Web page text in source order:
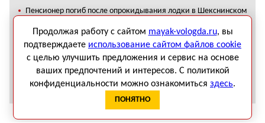
Пенсионер погиб после опрокидывания лодки в Шекснинском
Администрация Вологды решила продать оставшийся пакет
акций в аптечной сети «Вологдафарм»
Ценный исторический снимок нашли в усадьбе Спасское-
Куркино
Продолжая работу с сайтом mayak-vologda.ru, вы
подтверждаете использование сайтом файлов cookie
с целью улучшить предложения и сервис на основе
ваших предпочтений и интересов. С политикой
конфиденциальности можно ознакомиться здесь.
ПОНЯТНО